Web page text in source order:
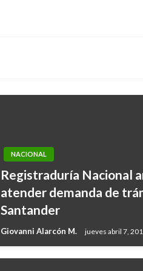
NACIONAL
Registraduría Nacional
atender demanda de
Santander
Giovanni Alarcón M. jueves abril 7,